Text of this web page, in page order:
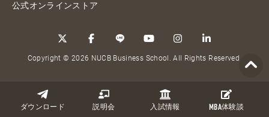
ダウンロード 説明会 入試情報 MBA体験談
公式オンラインストア
Copyright © 2026 NUCB Business School. All Rights Reserved.